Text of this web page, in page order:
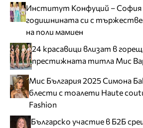
Институт Конфуций – София
годишнината си с
на поли мамиен
24 красавици влизат в
престижната титла Мис
Мис България 2025 Симона
блести с тоалети Haute
Fashion
Българско участие в Б2Б